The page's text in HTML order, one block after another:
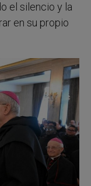
el silencio y la
en su propio